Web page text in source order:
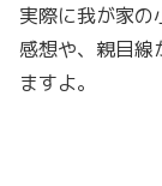
実際に我が家の
感想や、親目線
ますよ。